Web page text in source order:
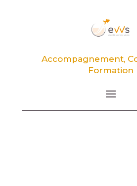
Accompagnement,
Formation